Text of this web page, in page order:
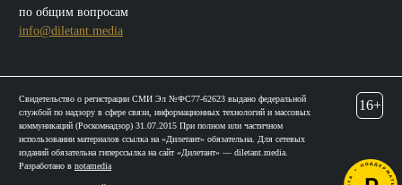
по общим вопросам
info@diletant.media
Свидетельство о регистрации СМИ Эл №ФС77-62623 выдано федеральной
службой по надзору в сфере связи, информационных технологий и массовых
коммуникаций (Роскомнадзор) 31.07.2015 При полном или частичном
использовании материалов ссылка на «Дилетант» обязательна. Для сетевых
изданий обязательна гиперссылка на сайт «Дилетант» — diletant.media.
Разработано в notamedia
16+